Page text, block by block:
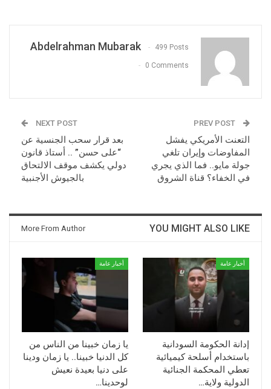
Abdelrahman Mubarak 499 Posts
0 Comments
التعنت الأمريكي يفشل
المفاوضات وإيران تلغي
جولة مايو.. فما الذي يجري
في الخفاء؟ قناة الشروق
NEXT POST
بعد قرار سحب الجنسية عن
“على حسن” .. أستاذ قانون
دولي يكشف موقف الالتحاق
بالجيوش الأجنبية
YOU MIGHT ALSO LIKE
More From Author
أخبار عامة
إدانة الحكومة السودانية
باستخدام أسلحة كيميائية
تعطي المحكمة الجنائية
الدولية ولاية…
أخبار عامة
يا زمان خبينا من الناس من
كل الدنيا خبينا.. يا زمان ودينا
على دنيا بعيدة نعيش
لوحدينا…